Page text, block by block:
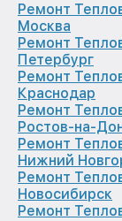
Ремонт
Москва
Ремонт
Петербург
Ремонт
Краснодар
Ремонт
Ростов-на-
Ремонт
Нижний
Ремонт
Новосибирск
Ремонт